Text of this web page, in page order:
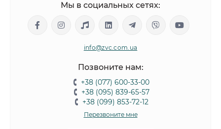
Мы в социальных сетях:
info@zvc.com.ua
Позвоните нам:
+38 (077) 600-33-00
+38 (095) 839-65-57
+38 (099) 853-72-12
Перезвоните мне